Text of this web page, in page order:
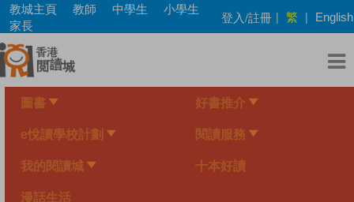
Skip
main
content
教城主頁 教師 中學生
小學生
家長
登入/註冊 | 繁 | English
圖書 好書推介
e悅讀學校計劃 閱讀服務
我的閱讀城 十本好讀
漫話生活